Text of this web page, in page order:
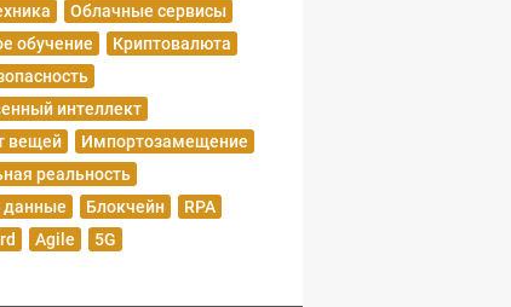
Облачные сервисы
обучение
Криптовалюта
интеллект
вещей
Импортозамещение
реальность
данные
Блокчейн
RPA
Agile 5G